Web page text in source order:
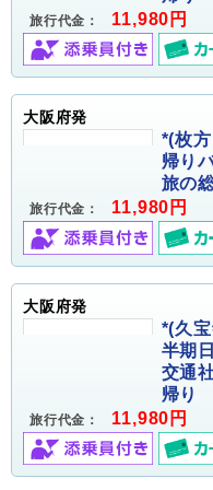
旅行代金： 11,980円
大阪府発
*(枚
帰り
旅の
旅行代金： 11,980円
大阪府発
*(久
半期
交通
帰り
旅行代金： 11,980円